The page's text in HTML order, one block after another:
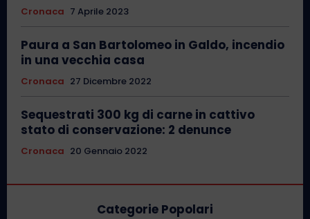
Cronaca 7 Aprile 2023
Paura a San Bartolomeo in Galdo, incendio
in una vecchia casa
Cronaca 27 Dicembre 2022
Sequestrati 300 kg di carne in cattivo
stato di conservazione: 2 denunce
Cronaca 20 Gennaio 2022
Categorie Popolari